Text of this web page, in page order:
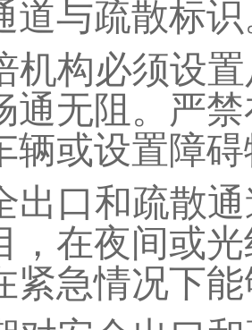
道与疏散标识
机构必须设
通无阻。严
辆或设置障
出口和疏散
，在夜间或
紧急情况下